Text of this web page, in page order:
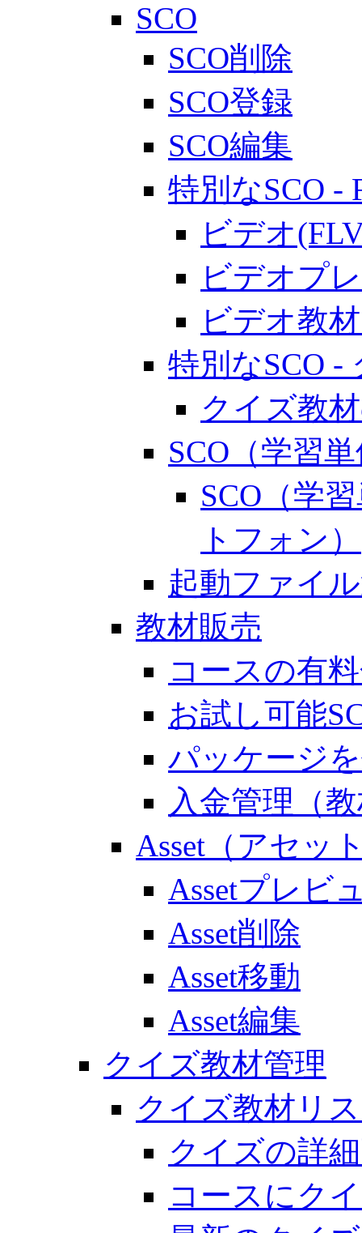
SCO
SCO削除
SCO登録
SCO編集
特別なSCO -
ビデオ
ビデオプ
ビデオ教
特別なSCO -
クイズ教
SCO（学習
SCO（学
トフォン）
起動ファイ
教材販売
コースの有
お試し可能
パッケージ
入金管理（
Asset（アセッ
Assetプレビ
Asset削除
Asset移動
Asset編集
クイズ教材管理
クイズ教材リ
クイズの詳
コースにク